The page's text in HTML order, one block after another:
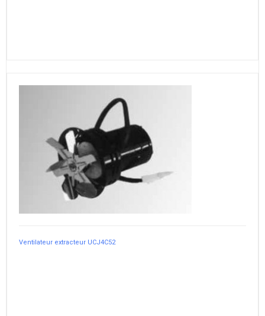
Ventilateur extracteur UCJ4C52